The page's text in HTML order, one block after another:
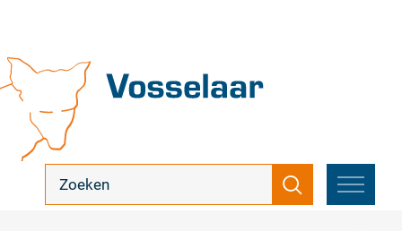
inhoud
Vosselaar
zoek
Zoeken
MENU